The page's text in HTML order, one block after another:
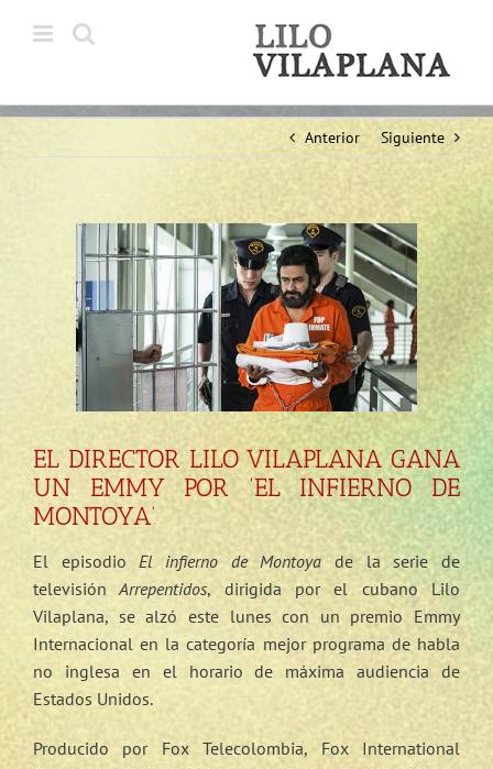
Anterior Siguiente
Ver
imagen
más
grande
EL DIRECTOR LILO VILAPLANA GANA
UN EMMY POR ‘EL INFIERNO DE
MONTOYA’
El episodioEl infierno de Montoya de la serie de
televisión Arrepentidos, dirigida por el cubano Lilo
Vilaplana, se alzó este lunes con un premio Emmy
Internacional en la categoría mejor programa de habla
no inglesa en el horario de máxima audiencia de
Estados Unidos.
Producido por Fox Telecolombia, Fox International